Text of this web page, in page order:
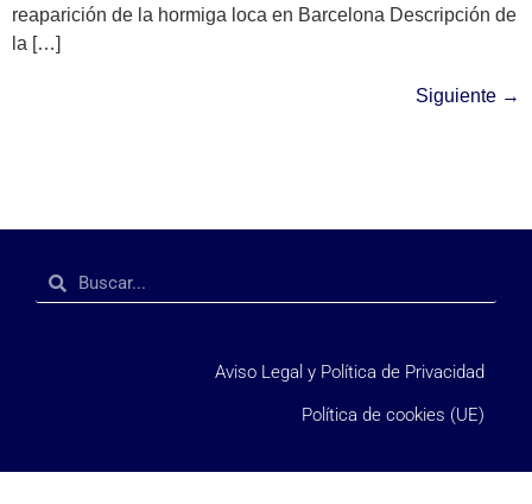
reaparición de la hormiga loca en Barcelona Descripción de
la […]
Siguiente →
Aviso Legal y Política de Privacidad
Política de cookies (UE)